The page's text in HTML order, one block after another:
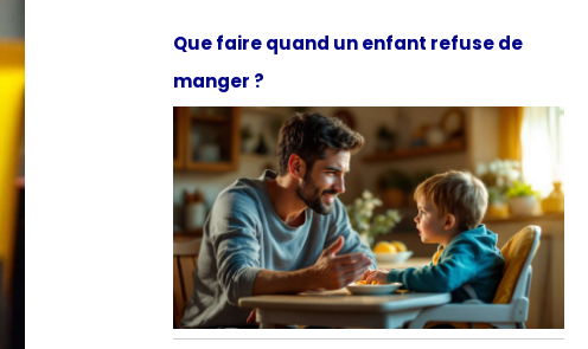
Que faire quand un enfant refuse de
manger ?